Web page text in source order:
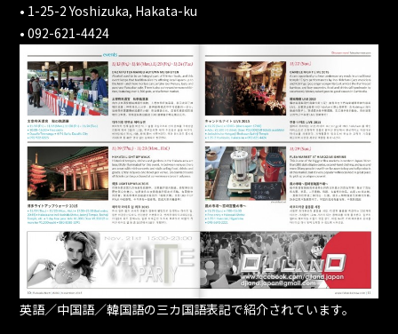
• 1-25-2 Yoshizuka, Hakata-ku
• 092-621-4424
英語／中国語／韓国語の三カ国語表記で紹介されています。